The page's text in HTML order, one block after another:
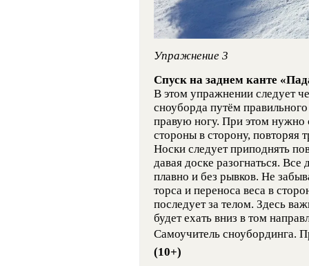
Упражнение 3
Спуск на заднем канте
В этом упражнении следует
сноуборда путём
правую ногу. При этом нужно
стороны в сторону, повторяя
Носки следует приподнять
давая доске разогнаться.
плавно и без рывков. Не
торса и переноса веса в
последует за телом. Здесь
будет ехать вниз в том
Самоучитель сноубординга.
(10+)